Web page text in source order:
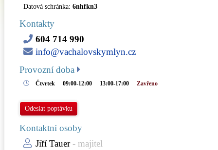
Datová schránka: 6nhfkn3
Kontakty
604 714 990
info@vachalovskymlyn.cz
Provozní doba
Čtvrtek 09:00-12:00 13:00-17:00 Zavřeno
Odeslat poptávku
Kontaktní osoby
Jiří Tauer- majitel